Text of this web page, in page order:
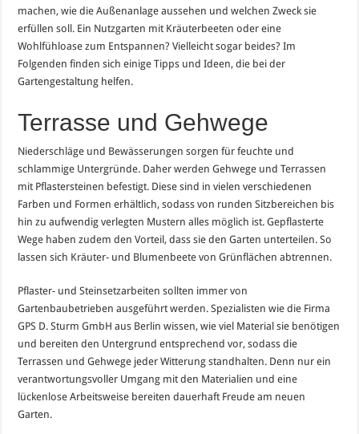
machen, wie die Außenanlage aussehen und welchen Zweck sie
erfüllen soll. Ein Nutzgarten mit Kräuterbeeten oder eine
Wohlfühloase zum Entspannen? Vielleicht sogar beides? Im
Folgenden finden sich einige Tipps und Ideen, die bei der
Gartengestaltung helfen.
Terrasse und Gehwege
Niederschläge und Bewässerungen sorgen für feuchte und
schlammige Untergründe. Daher werden Gehwege und Terrassen
mit Pflastersteinen befestigt. Diese sind in vielen verschiedenen
Farben und Formen erhältlich, sodass von runden Sitzbereichen bis
hin zu aufwendig verlegten Mustern alles möglich ist. Gepflasterte
Wege haben zudem den Vorteil, dass sie den Garten unterteilen. So
lassen sich Kräuter- und Blumenbeete von Grünflächen abtrennen.
Pflaster- und Steinsetzarbeiten sollten immer von
Gartenbaubetrieben ausgeführt werden. Spezialisten wie die Firma
GPS D. Sturm GmbH aus Berlin wissen, wie viel Material sie benötigen
und bereiten den Untergrund entsprechend vor, sodass die
Terrassen und Gehwege jeder Witterung standhalten. Denn nur ein
verantwortungsvoller Umgang mit den Materialien und eine
lückenlose Arbeitsweise bereiten dauerhaft Freude am neuen
Garten.